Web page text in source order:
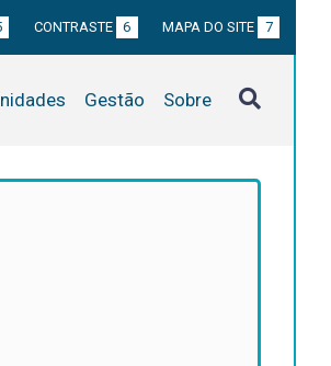
CONTRASTE 6 MAPA DO SITE 7
Gestão Sobre